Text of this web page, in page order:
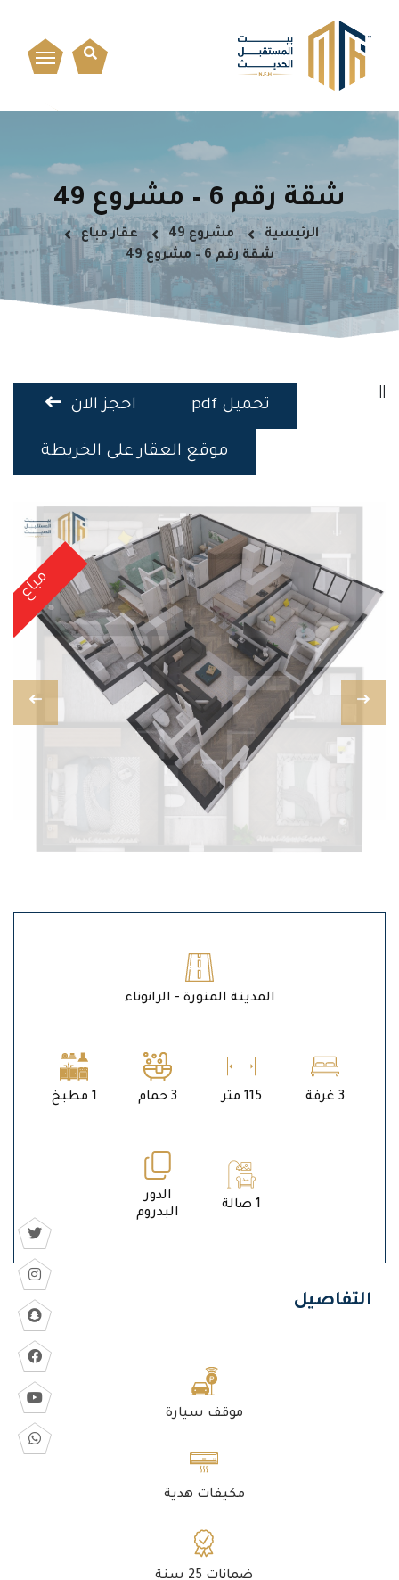
شقة رقم 6 – مشروع 49
الرئيسية مشروع 49
عقار مباع
شقة رقم 6 – مشروع 49
احجز الان تحميل pdf
موقع العقار على الخريطة
مباع
المدينة المنورة - الرانوناء
3 غرفة 115 متر 3 حمام 1 مطبخ
1 صالة
الدور
البدروم
التفاصيل
موقف سيارة
مكيفات هدية
ضمانات 25 سنة